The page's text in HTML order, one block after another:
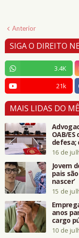
Anterior
SIGA O DIREITO
3.4K
21k
MAIS LIDAS DO
OAB/
defesa;
16 de
Jovem
pais
nascer’
15 de
anos
cargo
10 de